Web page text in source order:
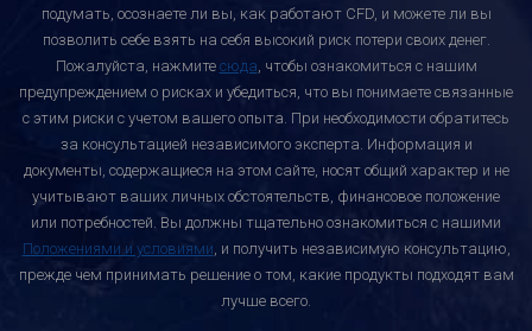
подумать, осознаете ли вы, как работают CFD, и можете ли вы
позволить себе взять на себя высокий риск потери своих денег.
Пожалуйста, нажмите сюда, чтобы ознакомиться с нашим
предупреждением о рисках и убедиться, что вы понимаете связанные
с этим риски с учетом вашего опыта. При необходимости обратитесь
за консультацией независимого эксперта. Информация и
документы, содержащиеся на этом сайте, носят общий характер и не
учитывают ваших личных обстоятельств, финансовое положение
или потребностей. Вы должны тщательно ознакомиться с нашими
Положениями и условиями, и получить независимую консультацию,
прежде чем принимать решение о том, какие продукты подходят вам
лучше всего.